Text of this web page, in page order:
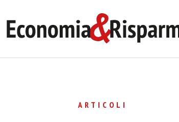
ARTICOLI